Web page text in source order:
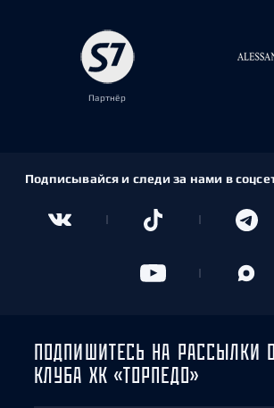
Партнёр
Подписывайся и следи за нами в
ПОДПИШИТЕСЬ НА РАССЫЛКИ
КЛУБА ХК «ТОРПЕДО»